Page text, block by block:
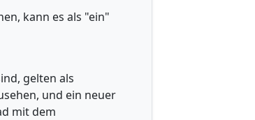
kann es als "ein"
gelten als
und ein neuer
mit dem